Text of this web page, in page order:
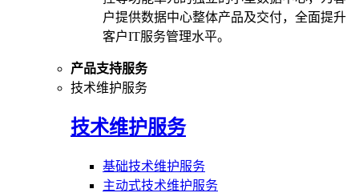
户提供数据中心整体产品及交付，全面提升
客户IT服务管理水平。
产品支持服务
技术维护服务
技术维护服务
基础技术维护服务
主动式技术维护服务